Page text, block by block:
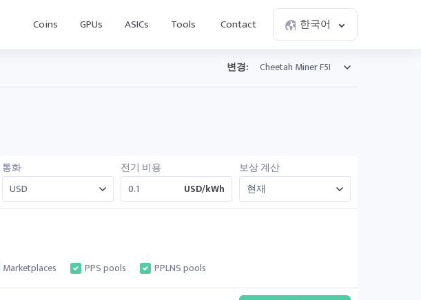
Coins GPUs ASICs Tools Contact 한국어
변경:
통화
전기 비용
USD/kWh
보상 계산
Marketplaces PPS pools PPLNS pools